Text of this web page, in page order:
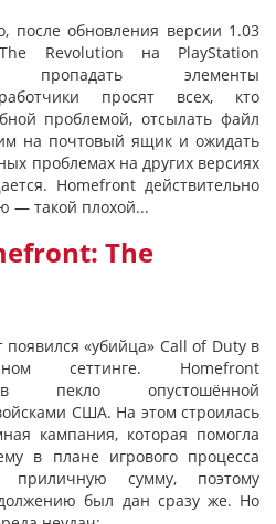
после обновления версии 1.03
Revolution на PlayStation
элементы
просят всех, кто
проблемой, отсылать файл
на почтовый ящик и ожидать
проблемах на других версиях
Homefront действительно
— такой плохой...
The
появился «убийца» Call of Duty в
сеттинге. Homefront
пекло опустошённой
США. На этом строилась
кампания, которая помогла
в плане игрового процесса
приличную сумму, поэтому
был дан сразу же. Но